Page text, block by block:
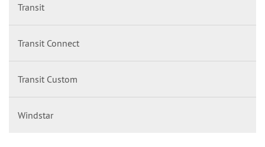
Transit
Transit Connect
Transit Custom
Windstar